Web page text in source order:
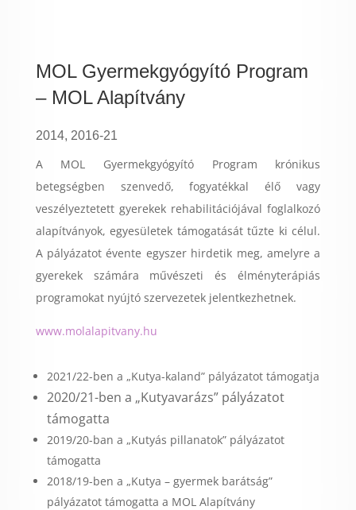
MOL Gyermekgyógyító Program
– MOL Alapítvány
2014, 2016-21
A MOL Gyermekgyógyító Program krónikus
betegségben szenvedő, fogyatékkal élő vagy
veszélyeztetett gyerekek rehabilitációjával foglalkozó
alapítványok, egyesületek támogatását tűzte ki célul.
A pályázatot évente egyszer hirdetik meg, amelyre a
gyerekek számára művészeti és élményterápiás
programokat nyújtó szervezetek jelentkezhetnek.
www.molalapitvany.hu
2021/22-ben a „Kutya-kaland” pályázatot támogatja
2020/21-ben a „Kutyavarázs” pályázatot
támogatta
2019/20-ban a „Kutyás pillanatok” pályázatot
támogatta
2018/19-ben a „Kutya – gyermek barátság”
pályázatot támogatta a MOL Alapítvány